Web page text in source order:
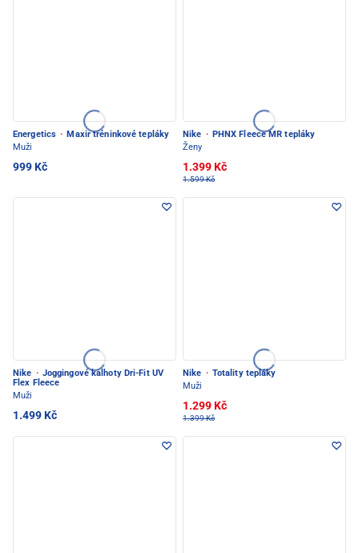
Energetics · Maxir tréninkové tepláky
Muži
999 Kč
Nike · PHNX Fleece MR tepláky
Ženy
1.399 Kč
1.599 Kč
Nike · Joggingové kalhoty Dri-Fit UV
Flex Fleece
Muži
1.499 Kč
Nike · Totality tepláky
Muži
1.299 Kč
1.399 Kč